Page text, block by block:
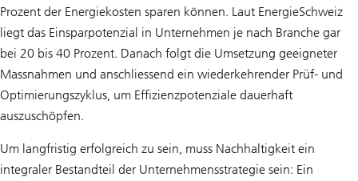
Prozent der Energiekosten sparen können. Laut EnergieSchweiz
liegt das Einsparpotenzial in Unternehmen je nach Branche gar
bei 20 bis 40 Prozent. Danach folgt die Umsetzung geeigneter
Massnahmen und anschliessend ein wiederkehrender Prüf- und
Optimierungszyklus, um Effizienzpotenziale dauerhaft
auszuschöpfen.
Um langfristig erfolgreich zu sein, muss Nachhaltigkeit ein
integraler Bestandteil der Unternehmensstrategie sein: Ein